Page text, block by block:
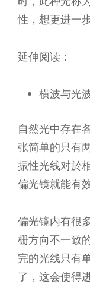
性，想更进一
延伸阅读：
横波与光
自然光中存在
张简单的只有
振性光线对於
偏光镜就能有
偏光镜内有很
栅方向不一致
完的光线只有
了，这会使得